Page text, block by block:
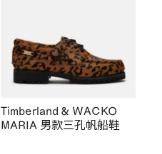
Timberland & WACKO
MARIA 男款三孔帆船鞋